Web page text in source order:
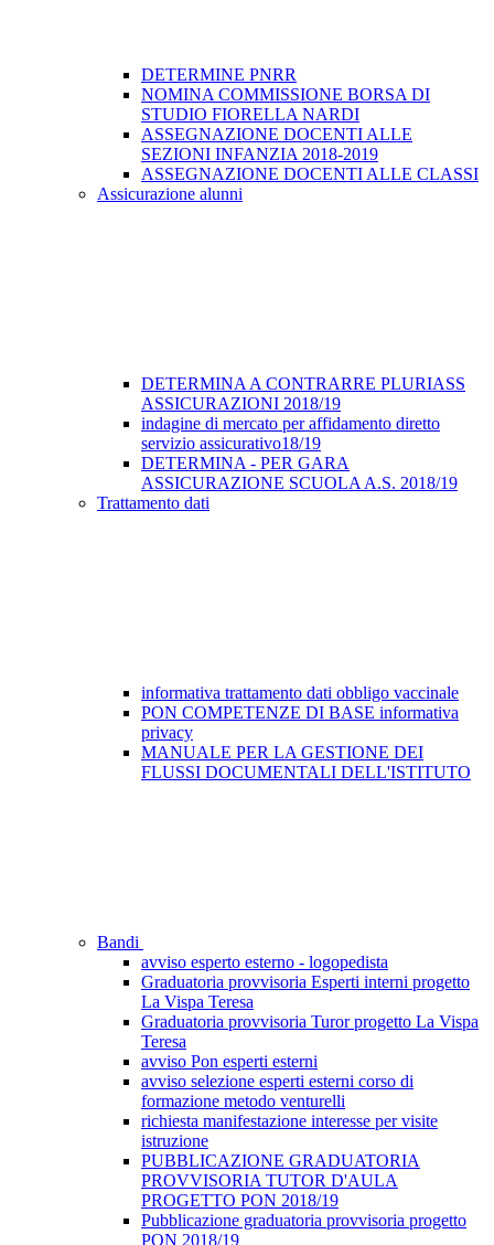
DETERMINE PNRR
NOMINA COMMISSIONE BORSA DI
STUDIO FIORELLA NARDI
ASSEGNAZIONE DOCENTI ALLE
SEZIONI INFANZIA 2018-2019
ASSEGNAZIONE DOCENTI ALLE CLASSI
Assicurazione alunni
DETERMINA A CONTRARRE PLURIASS
ASSICURAZIONI 2018/19
indagine di mercato per affidamento diretto
servizio assicurativo18/19
DETERMINA - PER GARA
ASSICURAZIONE SCUOLA A.S. 2018/19
Trattamento dati
informativa trattamento dati obbligo vaccinale
PON COMPETENZE DI BASE informativa
privacy
MANUALE PER LA GESTIONE DEI
FLUSSI DOCUMENTALI DELL'ISTITUTO
Bandi
avviso esperto esterno - logopedista
Graduatoria provvisoria Esperti interni progetto
La Vispa Teresa
Graduatoria provvisoria Turor progetto La Vispa
Teresa
avviso Pon esperti esterni
avviso selezione esperti esterni corso di
formazione metodo venturelli
richiesta manifestazione interesse per visite
istruzione
PUBBLICAZIONE GRADUATORIA
PROVVISORIA TUTOR D'AULA
PROGETTO PON 2018/19
Pubblicazione graduatoria provvisoria progetto
PON 2018/19